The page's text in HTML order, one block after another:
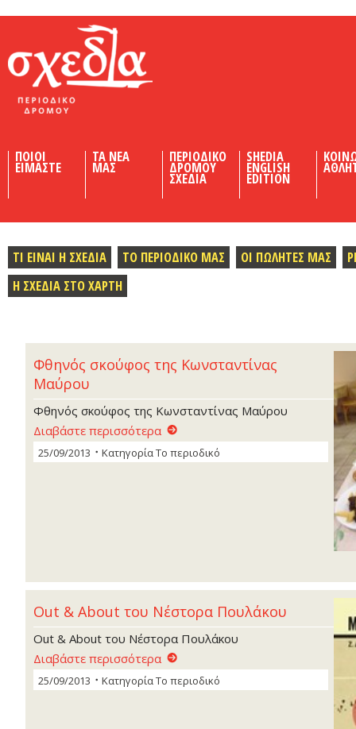
ΠΟΙΟΙ
ΕΙΜΑΣΤΕ
ΤΑ ΝΕΑ
ΜΑΣ
ΠΕΡΙΟΔΙΚΟ
ΔΡΟΜΟΥ
ΣΧΕΔΙΑ
SHEDIA
ENGLISH
EDITION
ΤΙ ΕΙΝΑΙ Η ΣΧΕΔΙΑ ΤΟ ΠΕΡΙΟΔΙΚΟ ΜΑΣ ΟΙ ΠΩΛΗΤΕΣ ΜΑΣ
Η ΣΧΕΔΙΑ ΣΤΟ ΧΑΡΤΗ
Φθηνός σκούφος της Κωνσταντίνας
Μαύρου
Φθηνός σκούφος της Κωνσταντίνας Μαύρου
Διαβάστε περισσότερα
25/09/2013 ΚατηγορίαΤο περιοδικό
Out & About του Νέστορα Πουλάκου
Out & About του Νέστορα Πουλάκου
Διαβάστε περισσότερα
25/09/2013 ΚατηγορίαΤο περιοδικό